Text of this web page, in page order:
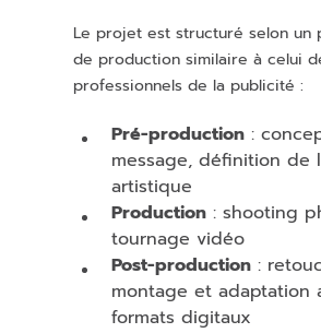
Le projet est structuré selon un
de production similaire à celui
professionnels de la publicité :
Pré-production :
message, définition de
artistique
Production : shooting
tournage vidéo
Post-production :
montage et adaptation
formats digitaux